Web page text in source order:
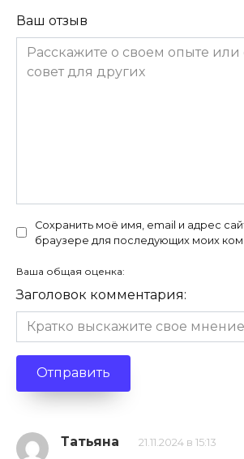
Ваш отзыв
Сохранить моё имя, email и адрес
браузере для последующих моих
Ваша общая оценка:
Заголовок комментария:
Татьяна 21.11.2024 в 15:13